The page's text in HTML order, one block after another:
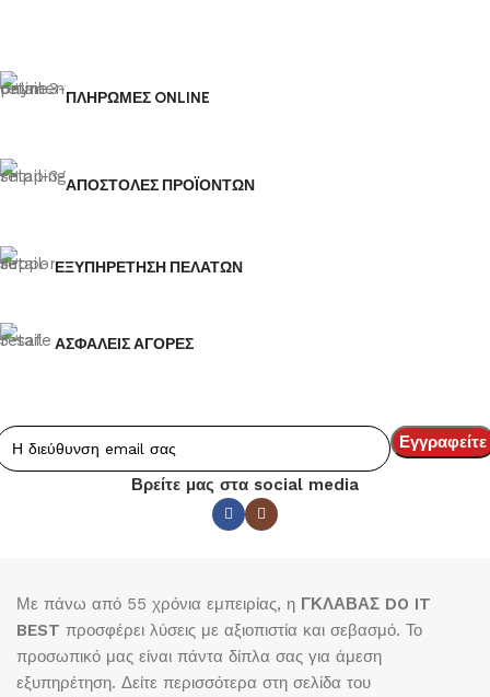
ΠΛΗΡΩΜΕΣ ONLINE
ΑΠΟΣΤΟΛΕΣ ΠΡΟΪΟΝΤΩΝ
ΕΞΥΠΗΡΕΤΗΣΗ ΠΕΛΑΤΩΝ
ΑΣΦΑΛΕΙΣ ΑΓΟΡΕΣ
Βρείτε μας στα social media
Με πάνω από 55 χρόνια εμπειρίας, η ΓΚΛΑΒΑΣ DO IT
BEST προσφέρει λύσεις με αξιοπιστία και σεβασμό. Το
προσωπικό μας είναι πάντα δίπλα σας για άμεση
εξυπηρέτηση. Δείτε περισσότερα στη σελίδα του